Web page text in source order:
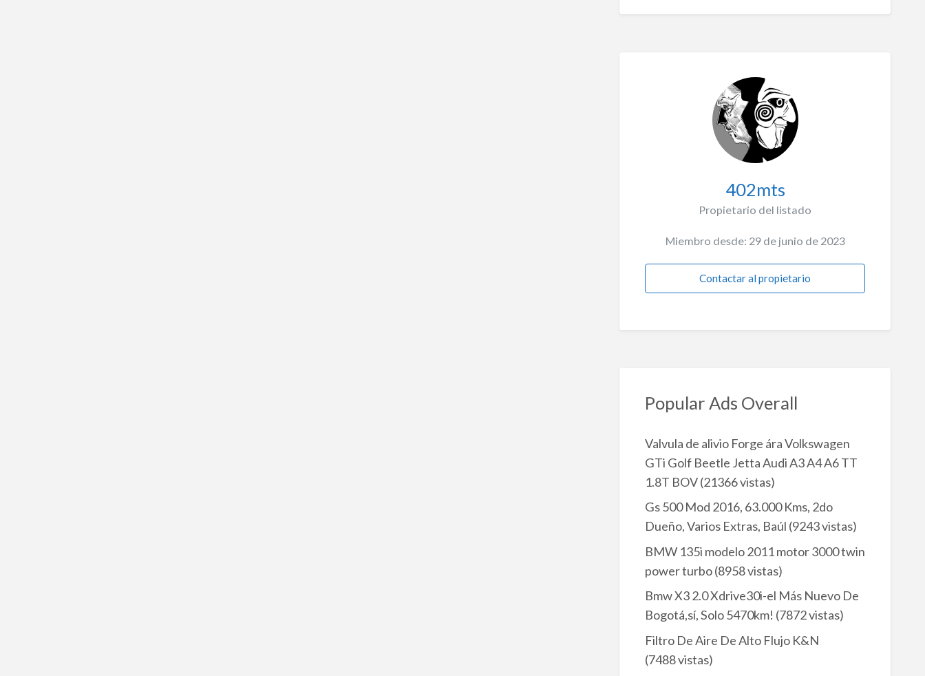
402mts
Propietario del listado
Miembro desde: 29 de junio de 2023
Contactar al propietario
Popular Ads Overall
Valvula de alivio Forge ára Volkswagen
GTi Golf Beetle Jetta Audi A3 A4 A6 TT
1.8T BOV(21366 vistas)
Gs 500 Mod 2016, 63.000 Kms, 2do
Dueño, Varios Extras, Baúl (9243 vistas)
BMW 135i modelo 2011 motor 3000 twin
power turbo(8958 vistas)
Bmw X3 2.0 Xdrive30i-el Más Nuevo De
Bogotá,sí, Solo 5470km! (7872 vistas)
Filtro De Aire De Alto Flujo K&N
(7488 vistas)